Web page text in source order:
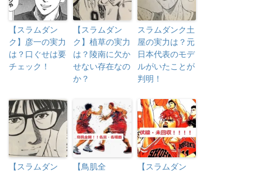
【スラムダン
ク】彦一の実力
は？口ぐせは要
チェック！
【スラムダン
ク】植草の実力
は？陵南に欠か
せない存在なの
か？
スラムダンク土
屋の実力は？元
日本代表のモデ
ルがいたことが
判明！
【スラムダン
【鳥肌全
【スラムダン